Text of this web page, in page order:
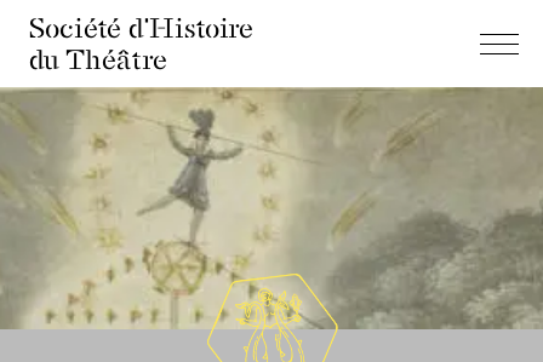
Société d'Histoire
du Théâtre